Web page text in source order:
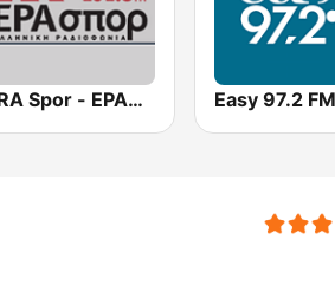
ERA Spor - ΕΡΑΣΠΟΡ Easy 97.2 FM